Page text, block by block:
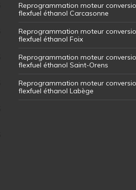
Reprogrammation moteur
flexfuel éthanol Carcasonne
Reprogrammation moteur
flexfuel éthanol Foix
Reprogrammation moteur
flexfuel éthanol Saint-Orens
Reprogrammation moteur
flexfuel éthanol Labège